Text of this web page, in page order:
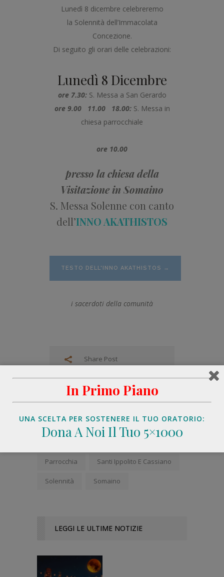
Lunedì 8 dicembre celebreremo
la Solennità dell’Immacolata
Concezione.
Di seguito gli orari delle celebrazioni:
Lunedì 8 Dicembre
ore 7.30: S. Messa a San Gerardo
ore 9.00 11.00 18.00:S. Messa in
chiesa parrocchiale
ore 10.00
presso la chiesa della
Visitazione in Somaino
S. Messa Solenne con canto
dell’INNO AKATHISTOS
TESTO DELL'INNO AKATHISTOS →
i sacerdoti della comunità
Share Post
Celebrazioni
Parrocchia Santi Ippolito E Cassiano
Solennità Somaino
LEGGI LE ULTIME NOTIZIE
In Primo Piano
UNA SCELTA PER SOSTENERE IL TUO ORATORIO:
Dona A Noi Il Tuo 5×1000